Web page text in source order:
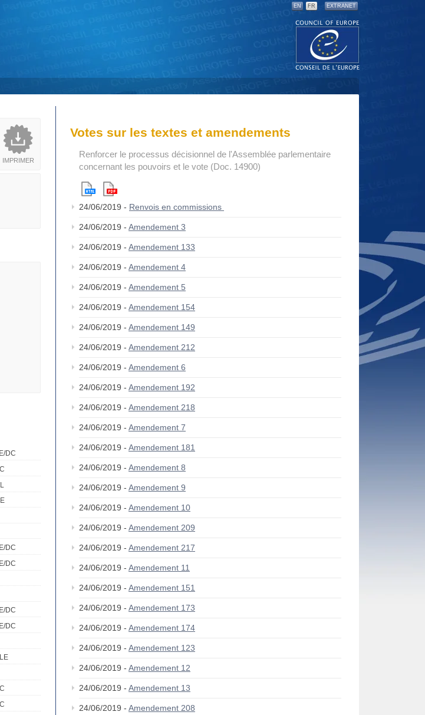
EN FR EXTRANET
IMPRIMER
DC
DC
DC
DC
DC
Votes sur les textes et amendements
Renforcer le processus décisionnel de l'Assemblée parlementaire
concernant les pouvoirs et le vote (Doc. 14900)
24/06/2019 - Renvois en commissions
24/06/2019 - Amendement 3
24/06/2019 - Amendement 133
24/06/2019 - Amendement 4
24/06/2019 - Amendement 5
24/06/2019 - Amendement 154
24/06/2019 - Amendement 149
24/06/2019 - Amendement 212
24/06/2019 - Amendement 6
24/06/2019 - Amendement 192
24/06/2019 - Amendement 218
24/06/2019 - Amendement 7
24/06/2019 - Amendement 181
24/06/2019 - Amendement 8
24/06/2019 - Amendement 9
24/06/2019 - Amendement 10
24/06/2019 - Amendement 209
24/06/2019 - Amendement 217
24/06/2019 - Amendement 11
24/06/2019 - Amendement 151
24/06/2019 - Amendement 173
24/06/2019 - Amendement 174
24/06/2019 - Amendement 123
24/06/2019 - Amendement 12
24/06/2019 - Amendement 13
24/06/2019 - Amendement 208